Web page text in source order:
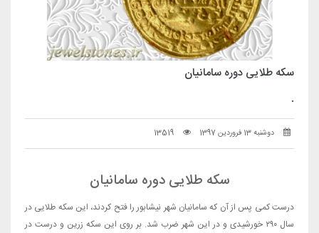
سکه طلایی دوره سامانیان
.
دوشنبه 13 فروردین 1397 13519
سکه طلایی دوره سامانیان
درست کمی پس از آن که سامانیان شهر نیشابور را فتح کردند، این سکه طلایی در
سال ۲۹۰ خورشیدی و در این شهر ضرب شد. بر روی این سکه زرین و درست در